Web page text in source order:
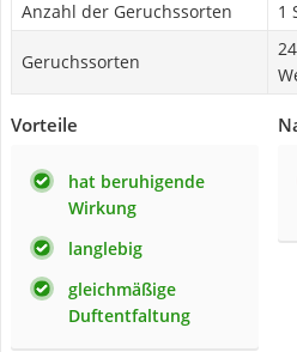
Anzahl der Geruchssorten
1
Geruchssorten
Vorteile
hat beruhigende
Wirkung
langlebig
gleichmäßige
Duftentfaltung